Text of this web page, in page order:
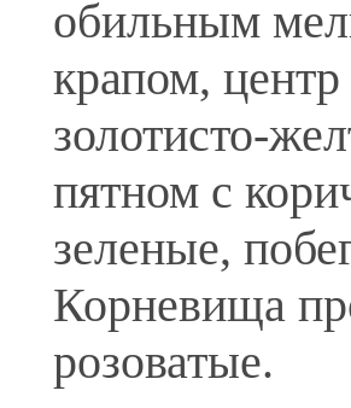
обильным
крапом,
золотисто-
пятном с
зеленые,
Корневища
розоватые.